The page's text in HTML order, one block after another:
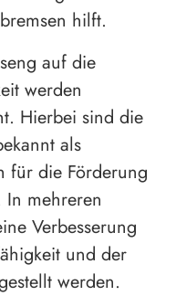
hilft.
auf die
werden
Hierbei sind die
als
für die Förderung
mehreren
Verbesserung
und der
werden.